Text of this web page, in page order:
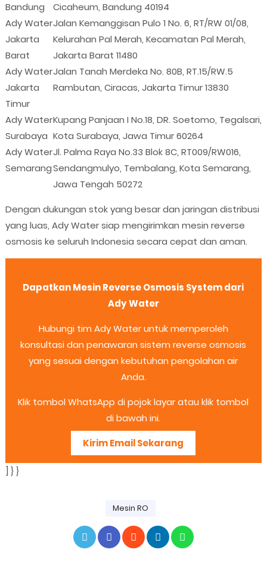
Bandung
Cicaheum, Bandung 40194
Ady Water
Jakarta
Barat
Jalan Kemanggisan Pulo 1 No. 6, RT/RW 01/08,
Kelurahan Pal Merah, Kecamatan Pal Merah,
Jakarta Barat 11480
Ady Water
Jakarta
Timur
Jalan Tanah Merdeka No. 80B, RT.15/RW.5
Rambutan, Ciracas, Jakarta Timur 13830
Ady Water
Surabaya
Kupang Panjaan I No.18, DR. Soetomo, Tegalsari,
Kota Surabaya, Jawa Timur 60264
Ady Water
Semarang
Jl. Palma Raya No.33 Blok 8C, RT009/RW016,
Sendangmulyo, Tembalang, Kota Semarang,
Jawa Tengah 50272
Dengan dukungan stok yang besar dan jaringan distribusi
yang luas, Ady Water siap mengirimkan mesin reverse
osmosis ke seluruh Indonesia secara cepat dan aman.
Dapatkan Mesin Reverse Osmosis System dari
Ady Water
Hubungi tim Ady Water untuk memperoleh
konsultasi dan penawaran sistem reverse osmosis
yang sesuai dengan kebutuhan pengolahan air
Anda.
Klik tombol WhatsApp di pojok layar atau klik tombol
di bawah ini.
Kirim Email Sekarang
] } }
Mesin RO